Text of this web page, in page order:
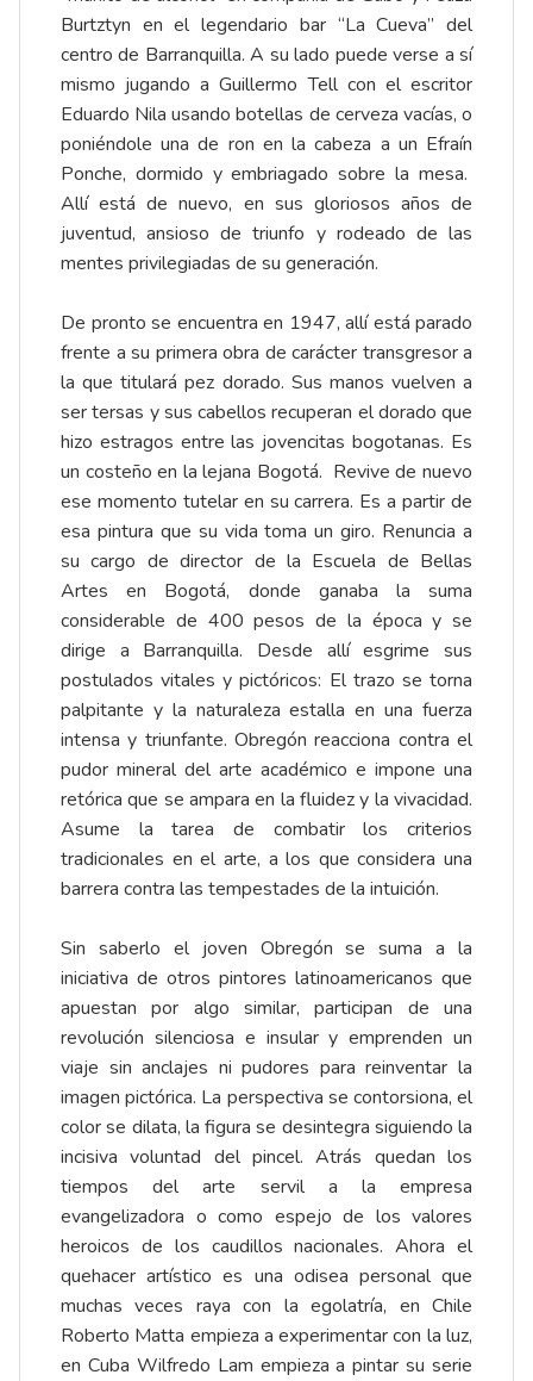
Burtztyn en el legendario bar “La Cueva” del
centro de Barranquilla. A su lado puede verse a sí
mismo jugando a Guillermo Tell con el escritor
Eduardo Nila usando botellas de cerveza vacías, o
poniéndole una de ron en la cabeza a un Efraín
Ponche, dormido y embriagado sobre la mesa.
Allí está de nuevo, en sus gloriosos años de
juventud, ansioso de triunfo y rodeado de las
mentes privilegiadas de su generación.
De pronto se encuentra en 1947, allí está parado
frente a su primera obra de carácter transgresor a
la que titulará pez dorado. Sus manos vuelven a
ser tersas y sus cabellos recuperan el dorado que
hizo estragos entre las jovencitas bogotanas. Es
un costeño en la lejana Bogotá. Revive de nuevo
ese momento tutelar en su carrera. Es a partir de
esa pintura que su vida toma un giro. Renuncia a
su cargo de director de la Escuela de Bellas
Artes en Bogotá, donde ganaba la suma
considerable de 400 pesos de la época y se
dirige a Barranquilla. Desde allí esgrime sus
postulados vitales y pictóricos: El trazo se torna
palpitante y la naturaleza estalla en una fuerza
intensa y triunfante. Obregón reacciona contra el
pudor mineral del arte académico e impone una
retórica que se ampara en la fluidez y la vivacidad.
Asume la tarea de combatir los criterios
tradicionales en el arte, a los que considera una
barrera contra las tempestades de la intuición.
Sin saberlo el joven Obregón se suma a la
iniciativa de otros pintores latinoamericanos que
apuestan por algo similar, participan de una
revolución silenciosa e insular y emprenden un
viaje sin anclajes ni pudores para reinventar la
imagen pictórica. La perspectiva se contorsiona, el
color se dilata, la figura se desintegra siguiendo la
incisiva voluntad del pincel. Atrás quedan los
tiempos del arte servil a la empresa
evangelizadora o como espejo de los valores
heroicos de los caudillos nacionales. Ahora el
quehacer artístico es una odisea personal que
muchas veces raya con la egolatría, en Chile
Roberto Matta empieza a experimentar con la luz,
en Cuba Wilfredo Lam empieza a pintar su serie